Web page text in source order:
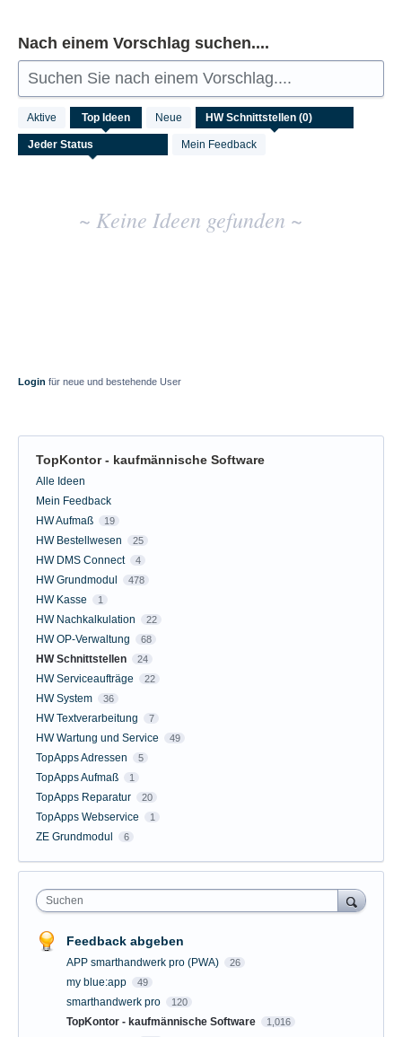
Nach einem Vorschlag suchen....
Suchen Sie nach einem Vorschlag....
Aktive Top Ideen Neue
Mein Feedback
Keine
vorhandenen
Ideenergebnisse
~ Keine Ideen gefunden ~
Login für neue und bestehende User
TopKontor - kaufmännische Software
Kategorien
Alle Ideen
Mein Feedback
HW Aufmaß
19
HW Bestellwesen 25
HW DMS Connect 4
HW Grundmodul 478
HW Kasse 1
HW Nachkalkulation 22
HW OP-Verwaltung 68
HW Schnittstellen 24
HW Serviceaufträge 22
HW System 36
HW Textverarbeitung 7
HW Wartung und Service 49
TopApps Adressen 5
TopApps Aufmaß 1
TopApps Reparatur 20
TopApps Webservice 1
ZE Grundmodul 6
Suchen
Feedback abgeben
APP smarthandwerk pro (PWA) 26
my blue:app 49
smarthandwerk pro 120
TopKontor - kaufmännische Software 1,016